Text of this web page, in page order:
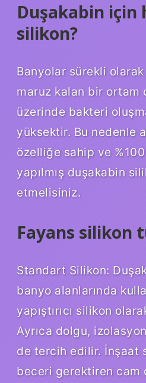
Duşakabin için
silikon?
Banyolar sürekli
maruz kalan bir ortam
üzerinde bakteri
yüksektir. Bu nedenle
özelliğe sahip ve
yapılmış duşakabin
etmelisiniz.
Fayans silikon
Standart Silikon:
banyo alanlarında
yapıştırıcı silikon
Ayrıca dolgu,
de tercih edilir. İnşaat
beceri gerektiren cam